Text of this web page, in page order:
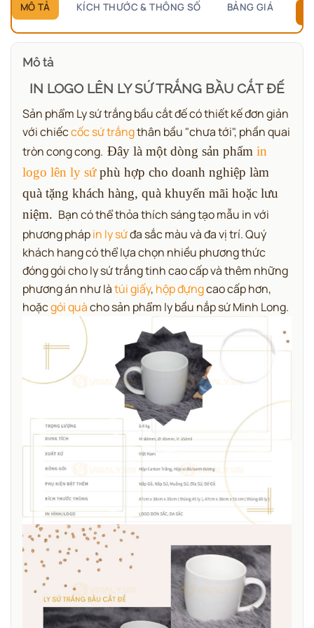
MÔ TẢ KÍCH THƯỚC & THÔNG SỐ BẢNG GIÁ
Mô tả
IN LOGO LÊN LY SỨ TRẮNG BẦU CẮT ĐẾ
Sản phẩm Ly sứ trắng bầu cắt đếcó thiết kế đơn giản
với chiếccốc sứ trắngthân bầu "chưa tới", phần quai
tròn cong cong. Đây là một dòng sản phẩm in
logo lên ly sứphù hợp cho doanh nghiệp làm
quà tặng khách hàng, quà khuyến mãi hoặc lưu
niệm. Bạn có thể thỏa thích sáng tạo mẫu in với
phương phápin ly sứđa sắc màu và đa vị trí. Quý
khách hang có thể lựa chọn nhiều phương thức
đóng gói cho ly sứ trắng tinh cao cấp và thêm những
phương án như làtúi giấy, hộp đựngcao cấp hơn,
hoặcgói quàcho sản phẩm ly bầu nắp sứ Minh Long.